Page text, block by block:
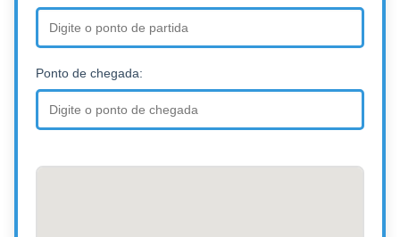
Ponto de chegada: